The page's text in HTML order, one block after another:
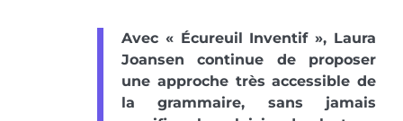
Avec « Écureuil Inventif », Laura
Joansen continue de proposer
une approche très accessible de
la grammaire, sans jamais